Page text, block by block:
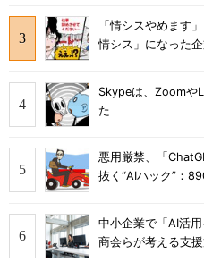
「情シスやめます
情シス」になった
Skypeは、Zoomや
た
悪用厳禁、「
抜く“AIハック”：
中小企業で「AI活
商会らが考える支